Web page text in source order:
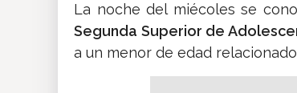
La noche del miécoles se
Segunda Superior de
a un menor de edad